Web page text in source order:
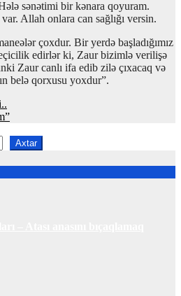
sənətimi bir kənara qoyuram.
Allah onlara can sağlığı versin.
çoxdur. Bir yerdə başladığımız
edirlər ki, Zaur bizimlə verilişə
Zaur canlı ifa edib zilə çıxacaq və
belə qorxusu yoxdur”.
Axtar